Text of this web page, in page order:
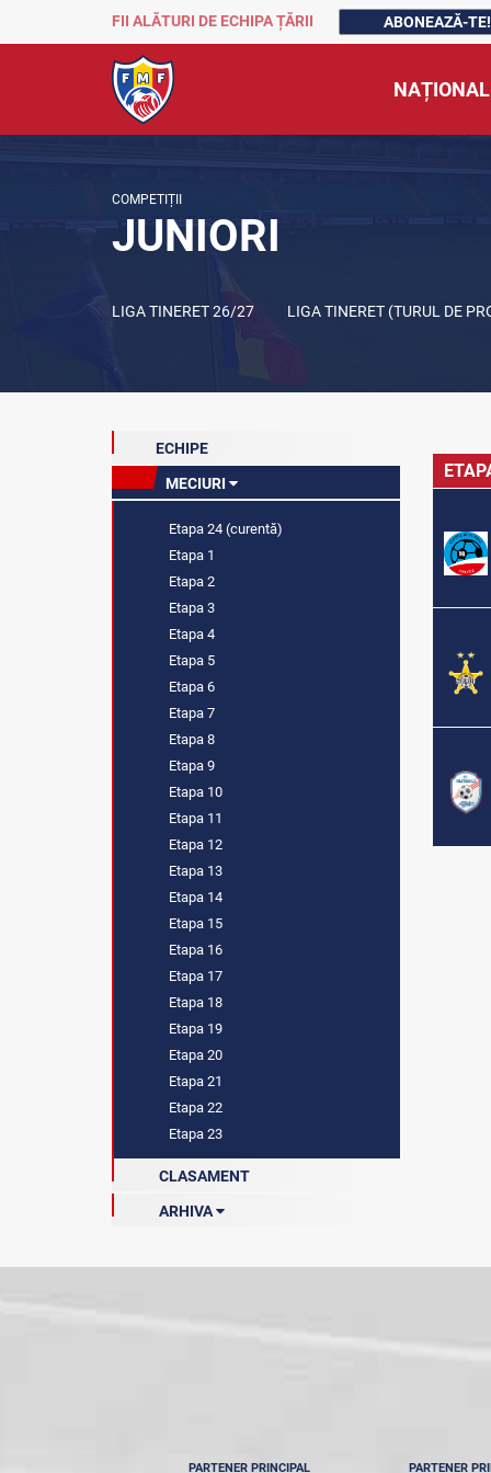
FII ALĂTURI DE ECHIPA ȚĂRII ABONEAZĂ-TE!
COMPETIȚII
JUNIORI
LIGA TINERET 26/27 LIGA TINERET (TURUL DE
ECHIPE
MECIURI
Etapa 24 (curentă)
Etapa 1
Etapa 2
Etapa 3
Etapa 4
Etapa 5
Etapa 6
Etapa 7
Etapa 8
Etapa 9
Etapa 10
Etapa 11
Etapa 12
Etapa 13
Etapa 14
Etapa 15
Etapa 16
Etapa 17
Etapa 18
Etapa 19
Etapa 20
Etapa 21
Etapa 22
Etapa 23
CLASAMENT
ARHIVA
PARTENER PRINCIPAL PARTENER